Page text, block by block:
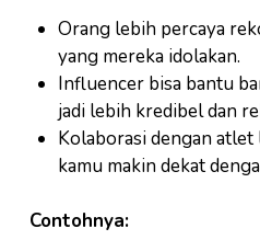
Orang lebih percaya
yang mereka idolakan.
Influencer bisa bantu
jadi lebih kredibel dan
Kolaborasi dengan
kamu makin dekat
Contohnya: